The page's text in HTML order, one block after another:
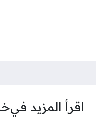
اقرأ المزيد في